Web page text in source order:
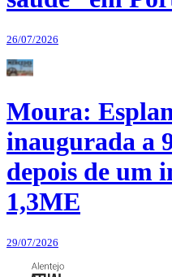
26/07/2026
Moura:
inaugurada a
depois de um
1,3ME
29/07/2026